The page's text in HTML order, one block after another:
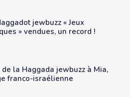
jewbuzz « Jeux
» vendues, un record !
de la Haggada jewbuzz à Mia,
franco-israélienne